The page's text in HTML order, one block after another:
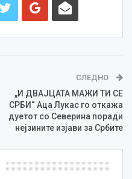
СЛЕДНО
„И ДВАЈЦАТА МАЖИ ТИ СЕ
СРБИ“ Аца Лукас го откажа
дуетот со Северина поради
нејзините изјави за Србите